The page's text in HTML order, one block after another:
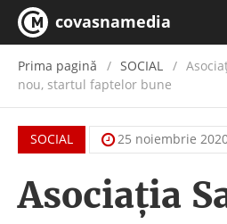
covasnamedia
Prima pagină SOCIAL
nou, startul faptelor bune
SOCIAL 25 noiembrie
Asociația